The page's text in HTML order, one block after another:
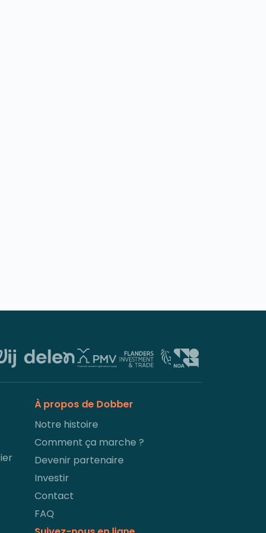
À propos de Dobber
Notre histoire
Comment ça marche ?
Devenir partenaire
Investir
Contact
FAQ